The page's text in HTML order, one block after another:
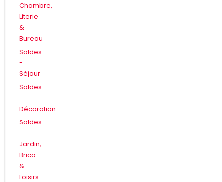
Chambre,
Literie
&
Bureau
Soldes
-
Séjour
Soldes
-
Décoration
Soldes
-
Jardin,
Brico
&
Loisirs